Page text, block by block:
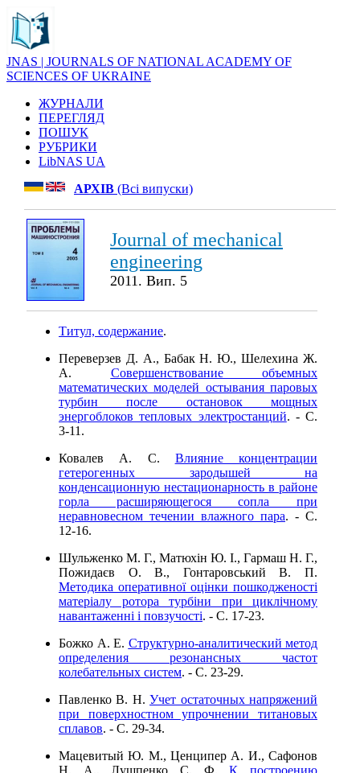
JNAS | JOURNALS OF NATIONAL ACADEMY OF
SCIENCES OF UKRAINE
ЖУРНАЛИ
ПЕРЕГЛЯД
ПОШУК
РУБРИКИ
LibNAS UA
АРХІВ (Всі випуски)
Journal of mechanical
engineering
2011. Вип. 5
Титул, содержание.
Переверзев Д. А., Бабак Н. Ю., Шелехина Ж.
А. Совершенствование объемных
математических моделей остывания паровых
турбин после остановок мощных
энергоблоков тепловых электростанций. - C.
3-11.
Ковалев А. С. Влияние концентрации
гетерогенных зародышей на
конденсационную нестационарность в районе
горла расширяющегося сопла при
неравновесном течении влажного пара. - C.
12-16.
Шульженко М. Г., Матюхін Ю. І., Гармаш Н. Г.,
Пожидаєв О. В., Гонтаровський В. П.
Методика оперативної оцінки пошкодженості
матеріалу ротора турбіни при циклічному
навантаженні і повзучості. - C. 17-23.
Божко А. Е. Структурно-аналитический метод
определения резонансных частот
колебательных систем. - C. 23-29.
Павленко В. Н.Учет остаточных напряжений
при поверхностном упрочнении титановых
сплавов. - C. 29-34.
Мацевитый Ю. М., Ценципер А. И., Сафонов
Н. А., Лушпенко С. Ф.К построению